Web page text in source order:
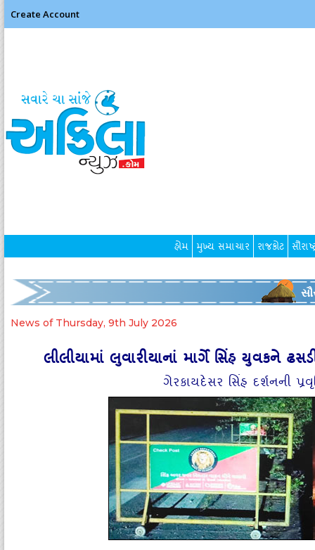
Create Account
હોમ મુખ્ય સમાચાર રાજકોટ
News of Thursday, 9th July 2026
લીલીયામાં લુવારીયાનાં માર્ગે સિંહ યુવકને
ગેરકાયદેસર સિંહ દર્શનની